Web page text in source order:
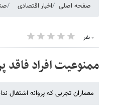
صفحه اصلی اخبار اقتصادی
۰ نفر
ممنوعیت افراد فاقد
معماران تجربی که پروانه اشتغال